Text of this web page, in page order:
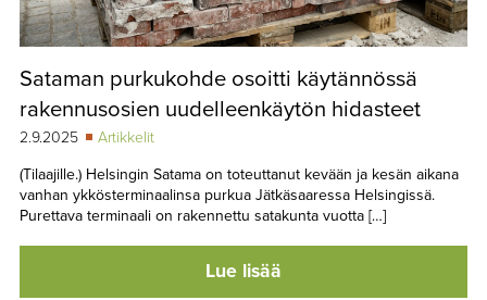
Sataman purkukohde osoitti käytännössä
rakennusosien uudelleenkäytön hidasteet
2.9.2025
Artikkelit
(Tilaajille.) Helsingin Satama on toteuttanut kevään ja kesän aikana
vanhan ykkösterminaalinsa purkua Jätkäsaaressa Helsingissä.
Purettava terminaali on rakennettu satakunta vuotta […]
Lue lisää